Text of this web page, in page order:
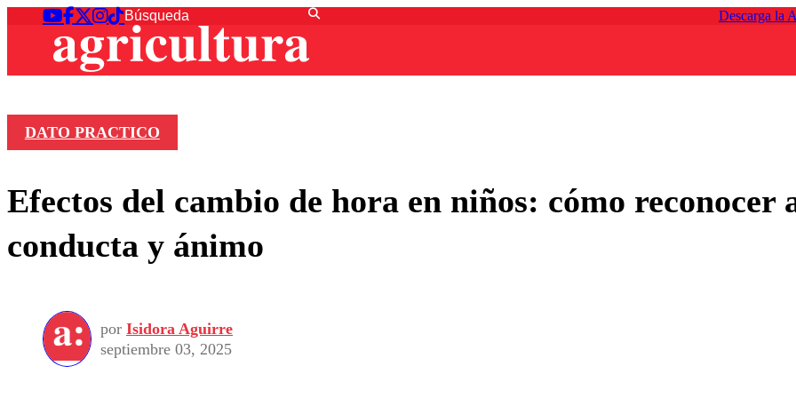
Descarga la
DATO PRACTICO
Efectos del cambio de hora en niños: cómo reconocer
conducta y ánimo
por Isidora Aguirre
septiembre 03, 2025